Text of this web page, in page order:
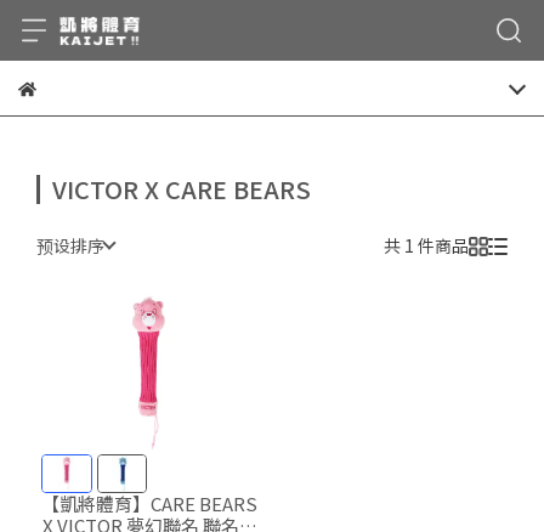
VICTOR X CARE BEARS
预设排序 共 1 件商品
【凱將體育】CARE BEARS
X VICTOR 夢幻聯名 聯名握